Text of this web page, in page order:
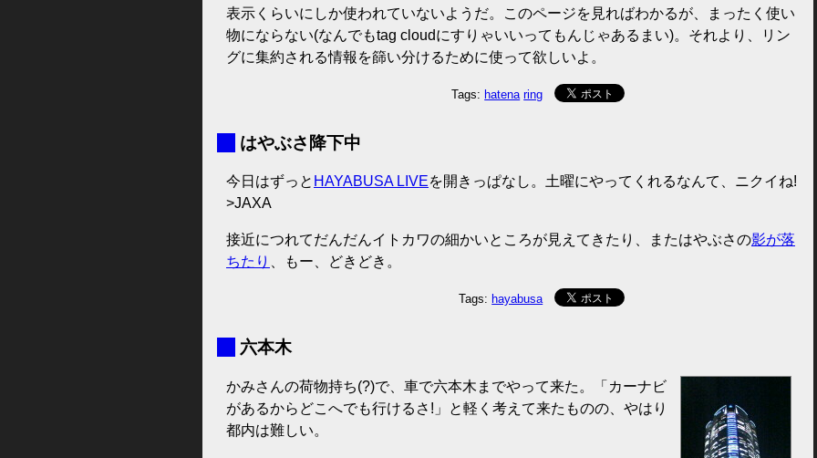
表示くらいにしか使われていないようだ。このページを見ればわかるが、まったく使い
物にならない(なんでもtag cloudにすりゃいいってもんじゃあるまい)。それより、リン
グに集約される情報を篩い分けるために使って欲しいよ。
Tags: hatena ring
はやぶさ降下中
今日はずっと HAYABUSA LIVEを開きっぱなし。土曜にやってくれるなんて、ニクイね!
>JAXA
接近につれてだんだんイトカワの細かいところが見えてきたり、またはやぶさの影が落
ちたり 、もー、どきどき。
Tags: hayabusa
六本木
かみさんの荷物持ち(?)で、車で六本木までやって来た。「カーナビ
があるからどこへでも行けるさ!」と軽く考えて来たものの、やはり
都内は難しい。